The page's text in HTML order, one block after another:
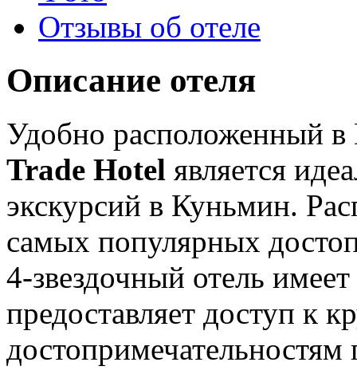
Отзывы об отеле
Описание отеля
Удобно расположенный
Trade Hotel является
экскурсий в Куньмин.
самых популярных
4-звездочный отель
предоставляет доступ к
достопримечательностям